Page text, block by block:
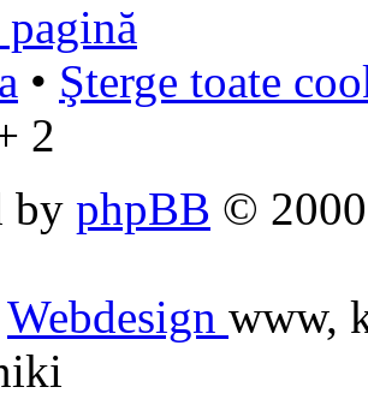
• Şterge toate
2
by phpBB ©
Webdesign www,